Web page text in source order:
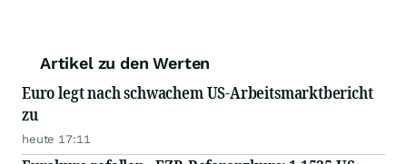
Artikel zu den Werten
Euro legt nach schwachem US-Arbeitsmarktbericht
zu
heute 17:11